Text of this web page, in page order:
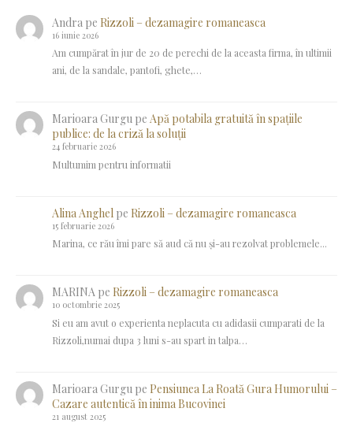
Andra pe Rizzoli – dezamagire romaneasca
16 iunie 2026
Am cumpărat în jur de 20 de perechi de la aceasta firma, în ultimii
ani, de la sandale, pantofi, ghete,…
Marioara Gurgupe Apă potabila gratuită în spațiile
publice: de la criză la soluții
24 februarie 2026
Multumim pentru informatii
Alina Anghel pe Rizzoli – dezamagire romaneasca
15 februarie 2026
Marina, ce rău îmi pare să aud că nu și-au rezolvat problemele...
MARINApe Rizzoli – dezamagire romaneasca
10 octombrie 2025
Si eu am avut o experienta neplacuta cu adidasii cumparati de la
Rizzoli,numai dupa 3 luni s-au spart in talpa…
Marioara Gurgu pe Pensiunea La Roată Gura Humorului –
Cazare autentică în inima Bucovinei
21 august 2025